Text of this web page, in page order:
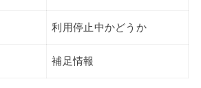
利用停止中かどうか
補足情報